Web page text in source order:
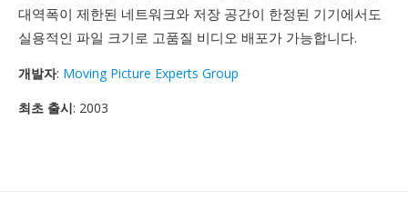
대역폭이 제한된 네트워크와 저장 공간이 한정된 기기에서도
실용적인 파일 크기로 고품질 비디오 배포가 가능합니다.
개발자: Moving Picture Experts Group
최초 출시: 2003